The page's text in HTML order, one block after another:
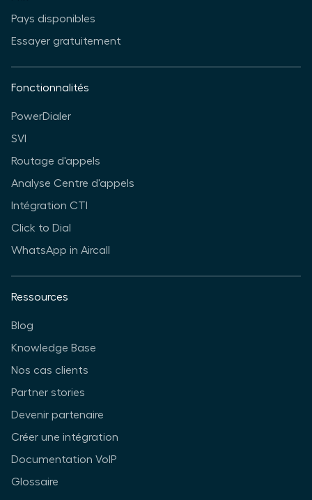
Pays disponibles
Essayer gratuitement
Fonctionnalités
PowerDialer
SVI
Routage d'appels
Analyse Centre d'appels
Intégration CTI
Click to Dial
WhatsApp in Aircall
Ressources
Blog
Knowledge Base
Nos cas clients
Partner stories
Devenir partenaire
Créer une intégration
Documentation VoIP
Glossaire